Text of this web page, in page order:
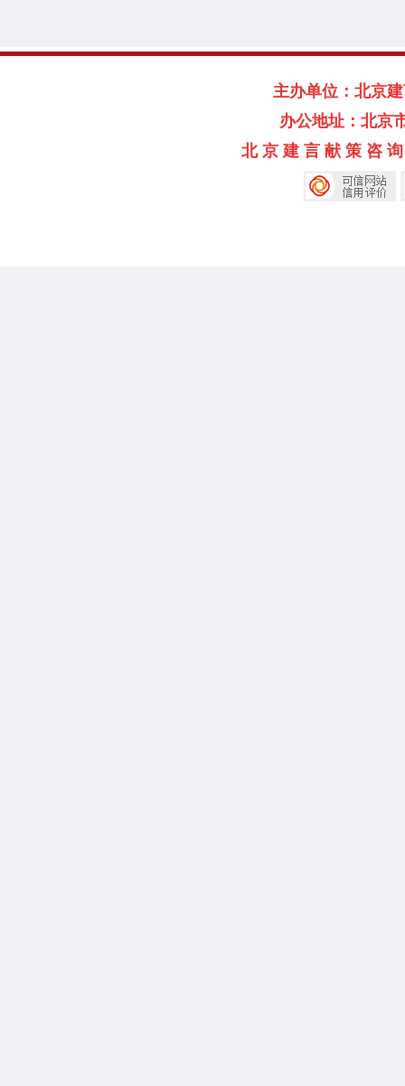
主办单位：北京
办公地址：北京
北 京 建 言 献 策 咨